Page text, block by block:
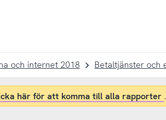
och internet 2018 Betaltjänster och
här för att komma till alla rapporter .